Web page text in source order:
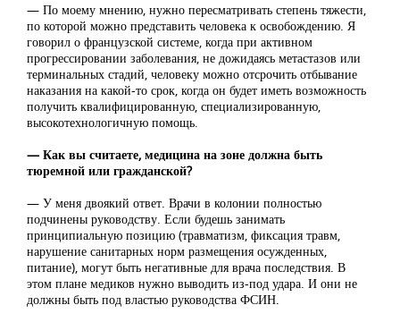
— По моему мнению, нужно пересматривать степень тяжести,
по которой можно представить человека к освобождению. Я
говорил о французской системе, когда при активном
прогрессировании заболевания, не дожидаясь метастазов или
терминальных стадий, человеку можно отсрочить отбывание
наказания на какой-то срок, когда он будет иметь возможность
получить квалифицированную, специализированную,
высокотехнологичную помощь.
— Как вы считаете, медицина на зоне должна быть
тюремной или гражданской?
— У меня двоякий ответ. Врачи в колонии полностью
подчинены руководству. Если будешь занимать
принципиальную позицию (травматизм, фиксация травм,
нарушение санитарных норм размещения осужденных,
питание), могут быть негативные для врача последствия. В
этом плане медиков нужно выводить из-под удара. И они не
должны быть под властью руководства ФСИН.